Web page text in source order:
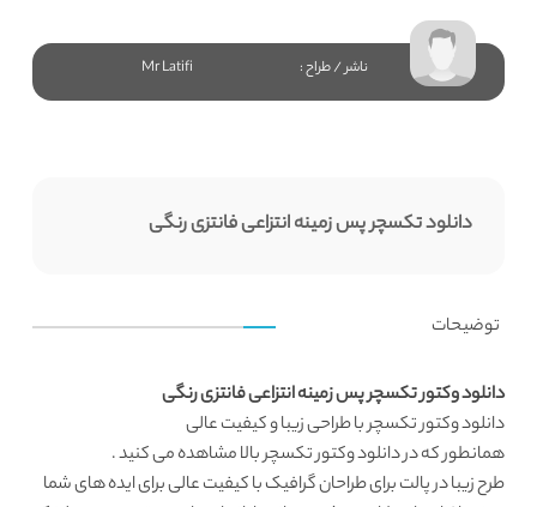
ناشر / طراح : Mr Latifi
دانلود تکسچر پس زمینه انتزاعی فانتزی رنگی
توضیحات
دانلود وکتور تکسچر پس زمینه انتزاعی فانتزی رنگی
دانلود وکتورتکسچر با طراحی زیبا و کیفیت عالی
همانطور که دردانلود وکتور تکسچربالا مشاهده می کنید .
طرح زیبا در پالت برای طراحان گرافیک با کیفیت عالی برای ایده های شما